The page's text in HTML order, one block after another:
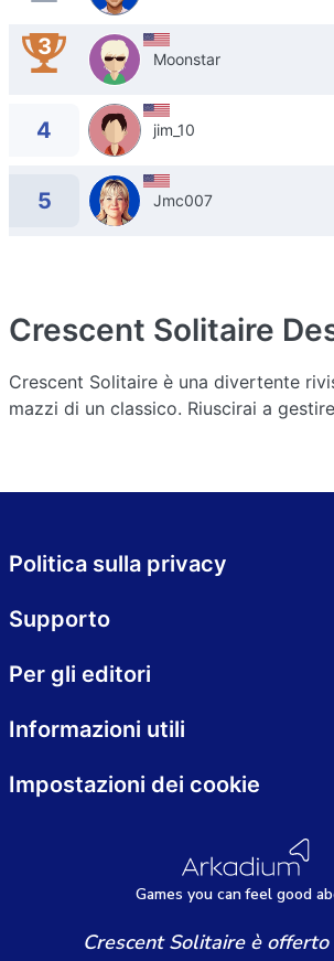
3 Moonstar
4 jim_10
5 Jmc007
Crescent Solitaire
Crescent Solitaire è una divertente
mazzi di un classico. Riuscirai a
Games you canfeel good
Politica sulla privacy
Supporto
Per gli editori
Informazioni utili
Impostazioni dei cookie
Crescent Solitaire è offerto